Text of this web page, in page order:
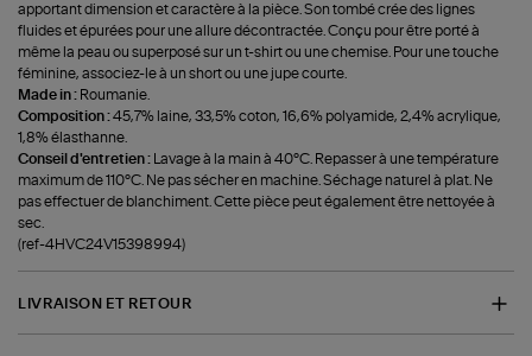
apportant dimension et caractère à la pièce. Son tombé crée des lignes
fluides et épurées pour une allure décontractée. Conçu pour être porté à
même la peau ou superposé sur un t-shirt ou une chemise. Pour une touche
féminine, associez-le à un short ou une jupe courte.
Made in : Roumanie.
Composition :45,7% laine, 33,5% coton, 16,6% polyamide, 2,4% acrylique,
1,8% élasthanne.
Conseil d'entretien :
Lavage à la main à 40°C. Repasser à une température
maximum de 110°C. Ne pas sécher en machine. Séchage naturel à plat. Ne
pas effectuer de blanchiment. Cette pièce peut également être nettoyée à
sec.
(ref-4HVC24V15398994)
LIVRAISON ET RETOUR